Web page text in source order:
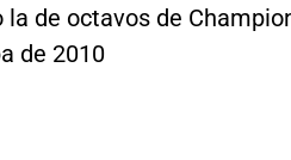
de octavos de
de 2010